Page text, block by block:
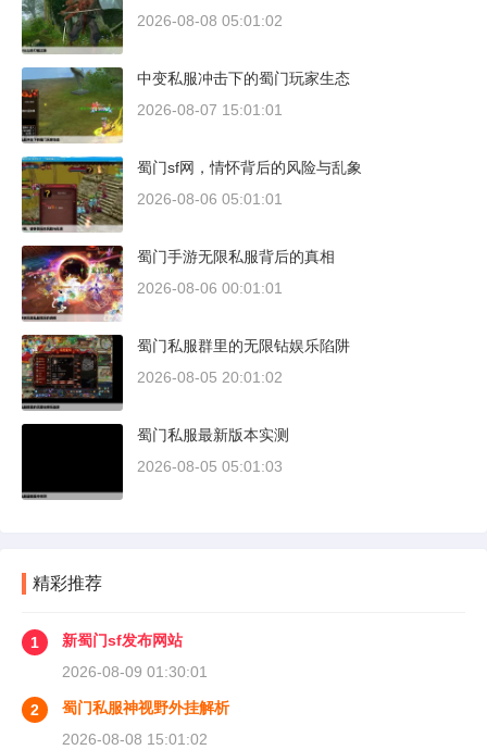
2026-08-08 05:01:02
中变私服冲击下的蜀门玩家生态
2026-08-07 15:01:01
蜀门sf网，情怀背后的风险与乱象
2026-08-06 05:01:01
蜀门手游无限私服背后的真相
2026-08-06 00:01:01
蜀门私服群里的无限钻娱乐陷阱
2026-08-05 20:01:02
蜀门私服最新版本实测
2026-08-05 05:01:03
精彩推荐
1
新蜀门sf发布网站
2026-08-09 01:30:01
2
蜀门私服神视野外挂解析
2026-08-08 15:01:02